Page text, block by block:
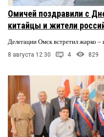
Омичей поздравили с
китайцы и жители
Делегации Омск встретил жарко
8 августа 12:30 4 829